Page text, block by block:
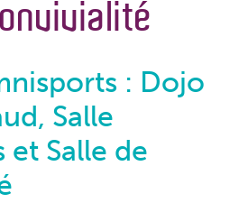
: Dojo
Salle
Salle de